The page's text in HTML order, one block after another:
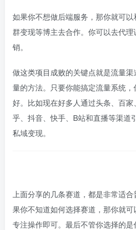
如果你不想做后端服务，那你就可
群变现等博主去合作。你可以去代
销。
做这类项目成败的关键点就是流量
量的方法。只要你能搞定流量系统
好。比如现在好多人通过头条、百
乎、抖音、快手、B站和直播等渠道
私域变现。
上面分享的几条赛道，都是非常适
果你不知道如何选择赛道，那你就
专注操作即可。最后不管你选择的